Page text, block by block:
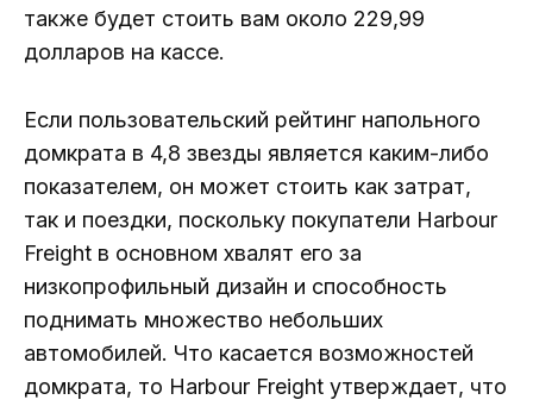
также будет стоить вам около 229,99
долларов на кассе.
Если пользовательский рейтинг напольного
домкрата в 4,8 звезды является каким-либо
показателем, он может стоить как затрат,
так и поездки, поскольку покупатели Harbour
Freight в основном хвалят его за
низкопрофильный дизайн и способность
поднимать множество небольших
автомобилей. Что касается возможностей
домкрата, то Harbour Freight утверждает, что